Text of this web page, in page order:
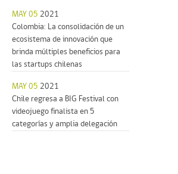
MAY 05 2021
Colombia: La consolidación de un
ecosistema de innovación que
brinda múltiples beneficios para
las startups chilenas
MAY 05 2021
Chile regresa a BIG Festival con
videojuego finalista en 5
categorías y amplia delegación